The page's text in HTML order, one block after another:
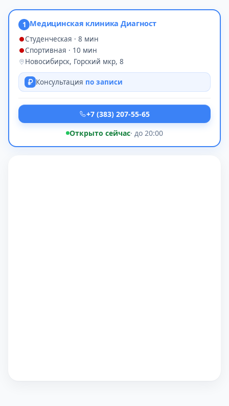
1 Медицинская клиника Диагност
Студенческая · 8 мин
Спортивная · 10 мин
Новосибирск, Горский мкр, 8
Консультация по записи
+7 (383) 207-55-65
Открыто сейчас· до 20:00